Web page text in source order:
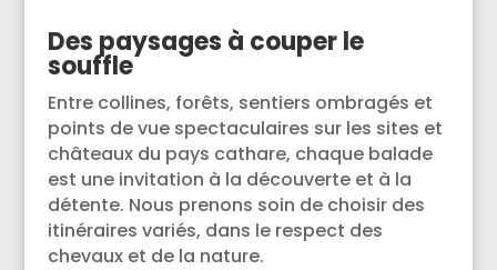
Des paysages à couper le
souffle
Entre collines, forêts, sentiers ombragés et
points de vue spectaculaires sur les sites et
châteaux du pays cathare, chaque balade
est une invitation à la découverte et à la
détente. Nous prenons soin de choisir des
itinéraires variés, dans le respect des
chevaux et de la nature.